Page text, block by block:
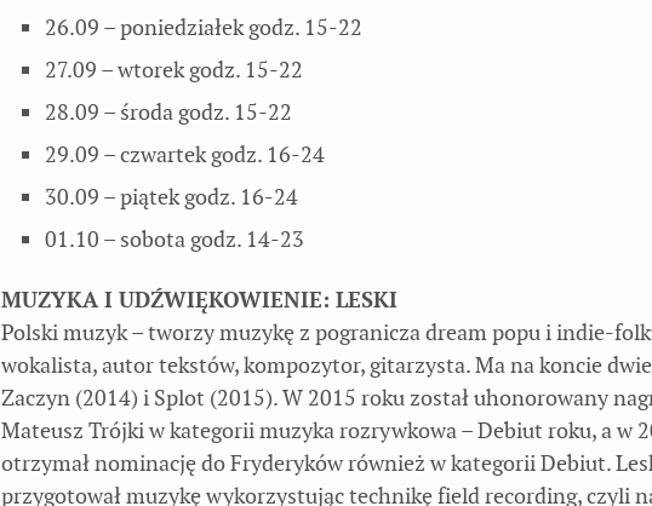
26.09 – poniedziałek godz. 15-22
27.09 – wtorek godz. 15-22
28.09 – środa godz. 15-22
29.09 – czwartek godz. 16-24
30.09 – piątek godz. 16-24
01.10 – sobota godz. 14-23
MUZYKA I UDŹWIĘKOWIENIE: LESKI
Polski muzyk – tworzy muzykę z pogranicza dream popu i indie-
wokalista, autor tekstów, kompozytor, gitarzysta. Ma na koncie
Zaczyn (2014) i Splot (2015). W 2015 roku został uhonorowany
Mateusz Trójki w kategorii muzyka rozrywkowa – Debiut roku, a w
otrzymał nominację do Fryderyków również w kategorii Debiut.
przygotował muzykę wykorzystując technikę field recording, czyli